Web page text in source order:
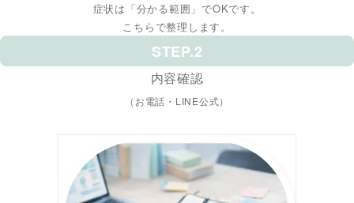
症状は「分かる範囲」でOKです。
こちらで整理します。
STEP.2
内容確認
（お電話・LINE公式）